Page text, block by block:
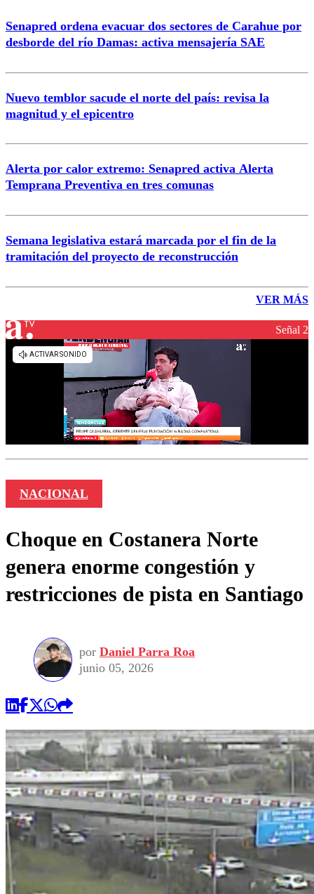
Senapred ordena evacuar dos sectores de Carahue por
desborde del río Damas: activa mensajería SAE
Nuevo temblor sacude el norte del país: revisa la
magnitud y el epicentro
Alerta por calor extremo: Senapred activa Alerta
Temprana Preventiva en tres comunas
Semana legislativa estará marcada por el fin de la
tramitación del proyecto de reconstrucción
VER MÁS
Señal 2
NACIONAL
Choque en Costanera Norte
genera enorme congestión y
restricciones de pista en Santiago
por Daniel Parra Roa
junio 05, 2026